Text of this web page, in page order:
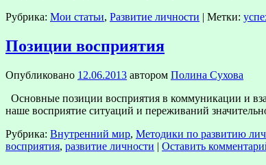
Рубрика: Мои статьи, Развитие личности | Метки:
Позиции восприятия
Опубликовано 12.06.2013 автором Полина Сухова
Основные позиции восприятия в коммуникации и
наше восприятие ситуаций и переживаний
Рубрика: Внутренний мир, Методики по развитию
восприятия, развитие личности | Оставить